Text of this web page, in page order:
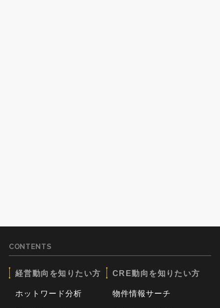
CONTENTS
経営動向を知りたい方
ホットワード分析
CRE動向を知りたい方
物件情報サーチ